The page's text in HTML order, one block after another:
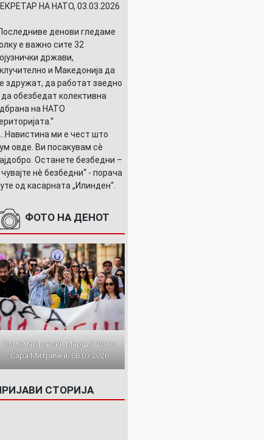
НА НАТО, 03.03.2026
денови гледаме
е важно сите 32
држави,
и Македонија да
здружат, да работат заедно
да обезбедат колективна
на НАТО
...Навистина ми е чест што
овде. Ви посакувам сè
Останете безбедни –
нè безбедни“ - порача
од касарната „Илинден“.
ФОТО НА ДЕНОТ
Осмомартовски Марш / Фото:
Сара Митрички, 08.03.2026
СТОРИЈА